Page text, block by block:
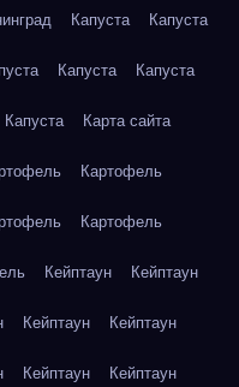
Капуста Капуста
Капуста Капуста
Капуста Карта сайта
Картофель
Картофель
Кейптаун Кейптаун
Кейптаун Кейптаун
Кейптаун Кейптаун